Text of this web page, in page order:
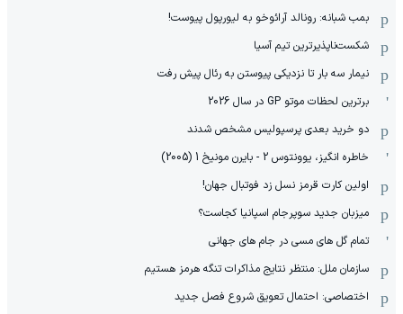
بمب شبانه: رونالد آرائوخو به لیورپول پیوست!
شکست‌ناپذیرترین تیم آسیا
نیمار سه بار تا نزدیکی پیوستن به رئال پیش رفت
برترین لحظات موتو GP در سال 2026
دو خرید بعدی پرسپولیس مشخص شدند
خاطره انگیز، یوونتوس 2 - بایرن مونیخ 1 (2005)
اولین کارت قرمز نسل زد فوتبال جهان!
میزبان جدید سوپرجام اسپانیا کجاست؟
تمام گل های مسی در جام های جهانی
سازمان ملل: منتظر نتایج مذاکرات تنگه هرمز هستیم
اختصاصی: احتمال تعویق شروع فصل جدید